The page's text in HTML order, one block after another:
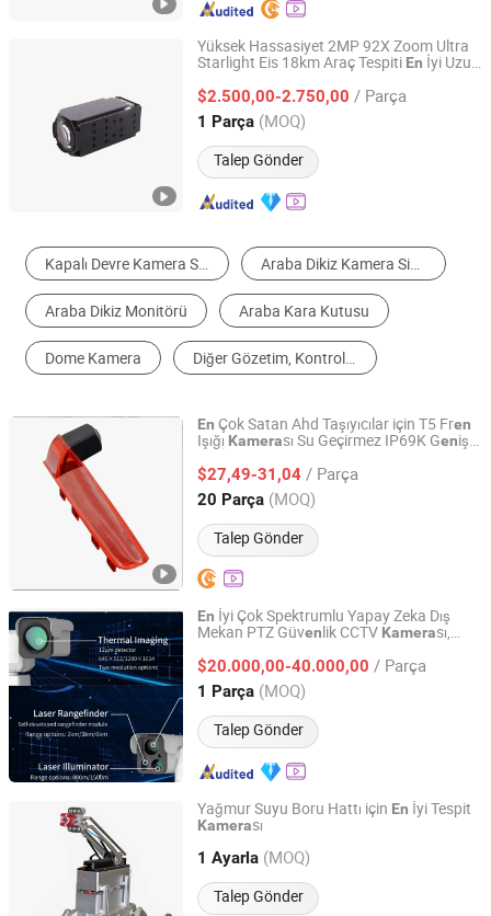
Yüksek Hassasiyet 2MP 92X Zoom Ultra
Starlight Eis 18km Araç Tespiti En İyi Uzun
Lensi
$2.500,00-2.750,00 / Parça
1 Parça (MOQ)
Talep Gönder
Hangzhou Chenquan Tech Co., Ltd.
Zhejiang, China Fiyat 2020
Kapalı Devre Kamera Sistemi Araba Dikiz Kamera Sistemi
Araba Dikiz Monitörü Araba Kara Kutusu
Dome Kamera Diğer Gözetim, Kontrol ve Koruma Ürünleri
En Çok Satan Ahd Taşıyıcılar için T5 Fren
Işığı Kamerası Su Geçirmez IP69K Geniş
$27,49-31,04 / Parça
20 Parça (MOQ)
Talep Gönder
Brvision Technology Co., Ltd.
Guangdong, China Fiyat 2015
En İyi Çok Spektrumlu Yapay Zeka Dış
Mekan PTZ Güven lik CCTV Kamerası,
Duman ve Yangın Tanıma ile
$20.000,00-40.000,00 / Parça
1 Parça (MOQ)
Talep Gönder
Raythink Technology Co., Ltd.
Shandong, China Fiyat 2024
Yağmur Suyu Boru Hattı için En İyi Tespit
Kamerası
1 Ayarla (MOQ)
Talep Gönder
Wuhan Easy-Sight Technology Co., Ltd.
Hubei, China Fiyat 2018